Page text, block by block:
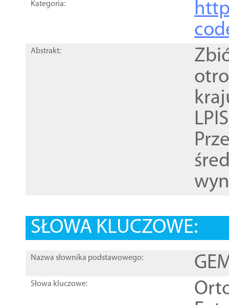
Kategoria:
Abstrakt:
SŁOWA KLUCZOWE:
Nazwa słownika podstawowego:
Słowa kluczowe: